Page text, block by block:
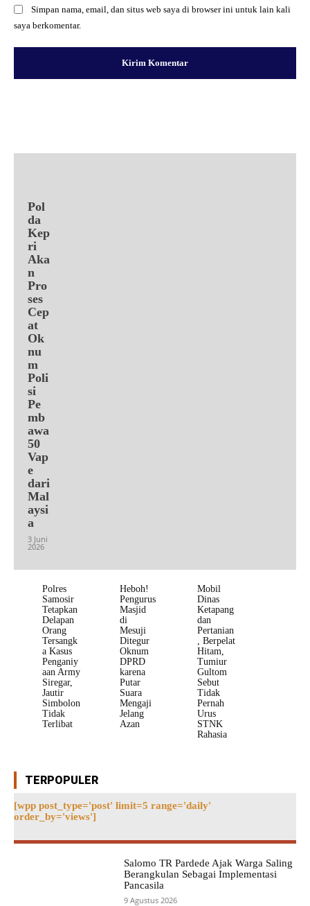
Simpan nama, email, dan situs web saya di browser ini untuk lain kali
saya berkomentar.
Pol
da
Kep
ri
Aka
n
Pro
ses
Cep
at
Ok
nu
m
Poli
si
Pe
mb
awa
50
Vap
e
dari
Mal
aysi
a
3 Juni
2026
Polres
Samosir
Tetapkan
Delapan
Orang
Tersangk
a Kasus
Penganiy
aan Army
Siregar,
Jautir
Simbolon
Tidak
Terlibat
Heboh!
Pengurus
Masjid
di
Mesuji
Ditegur
Oknum
DPRD
karena
Putar
Suara
Mengaji
Jelang
Azan
Mobil
Dinas
Ketapang
dan
Pertanian
, Berpelat
Hitam,
Tumiur
Gultom
Sebut
Tidak
Pernah
Urus
STNK
Rahasia
TERPOPULER
[wpp post_type='post' limit=5 range='daily'
order_by='views']
Salomo TR Pardede Ajak Warga Saling
Berangkulan Sebagai Implementasi
Pancasila
9 Agustus 2026